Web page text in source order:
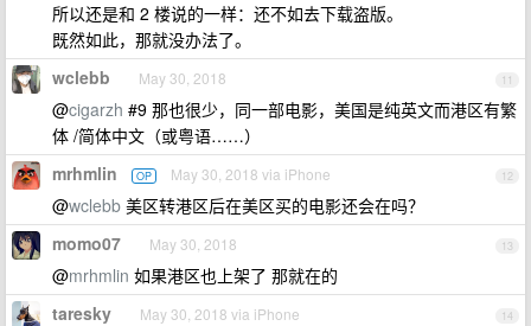
所以还是和 2 楼说的一样：还不如去下载盗版。
既然如此，那就没办法了。
11
wclebb May 30, 2018
@cigarzh #9 那也很少，同一部电影，美国是纯英文而港区有繁
体 /简体中文（或粤语……）
12
mrhmlin OP May 30, 2018 via iPhone
@wclebb 美区转港区后在美区买的电影还会在吗？
13
momo07 May 30, 2018
@mrhmlin 如果港区也上架了 那就在的
14
taresky May 30, 2018 via iPhone